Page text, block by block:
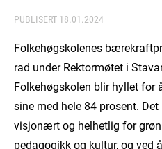
PUBLISERT 18.01.2024
Folkehøgskolenes
rad under Rektormøtet i
Folkehøgskolen blir hyllet for
sine med hele 84 prosent.
visjonært og helhetlig for
pedagogikk og kultur, og ved